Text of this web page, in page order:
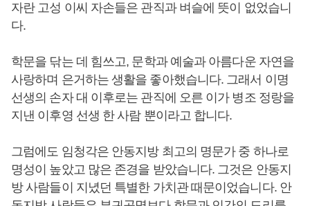
자란 고성 이씨 자손들은 관직과 벼슬에 뜻이 없었습니
다.
학문을 닦는 데 힘쓰고, 문학과 예술과 아름다운 자연을
사랑하며 은거하는 생활을 좋아했습니다. 그래서 이명
선생의 손자 대 이후로는 관직에 오른 이가 병조 정랑을
지낸 이후영 선생 한 사람 뿐이라고 합니다.
그럼에도 임청각은 안동지방 최고의 명문가 중 하나로
명성이 높았고 많은 존경을 받았습니다. 그것은 안동지
방 사람들이 지녔던 특별한 가치관 때문이었습니다. 안